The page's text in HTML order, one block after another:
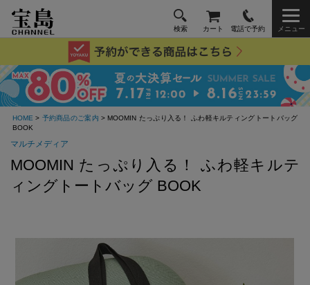
検索 カート 電話で予約 メニュー
HOME > 予約商品のご案内> MOOMIN たっぷり入る！ ふわ軽キルティングトートバッグ
BOOK
マルチメディア
MOOMIN たっぷり入る！ ふわ軽キルテ
ィングトートバッグ BOOK